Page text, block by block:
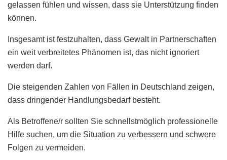
gelassen fühlen und wissen, dass sie Unterstützung finden
können.
Insgesamt ist festzuhalten, dass Gewalt in Partnerschaften
ein weit verbreitetes Phänomen ist, das nicht ignoriert
werden darf.
Die steigenden Zahlen von Fällen in Deutschland zeigen,
dass dringender Handlungsbedarf besteht.
Als Betroffene/r sollten Sie schnellstmöglich professionelle
Hilfe suchen, um die Situation zu verbessern und schwere
Folgen zu vermeiden.